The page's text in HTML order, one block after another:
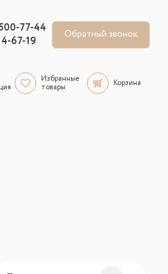
77-44
67-19 Обратный звонок
Избранные
товары
Корзина